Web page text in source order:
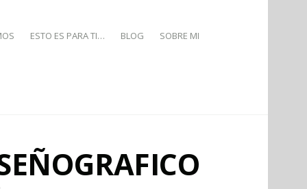
ESTO ES PARA TI… BLOG SOBRE MI